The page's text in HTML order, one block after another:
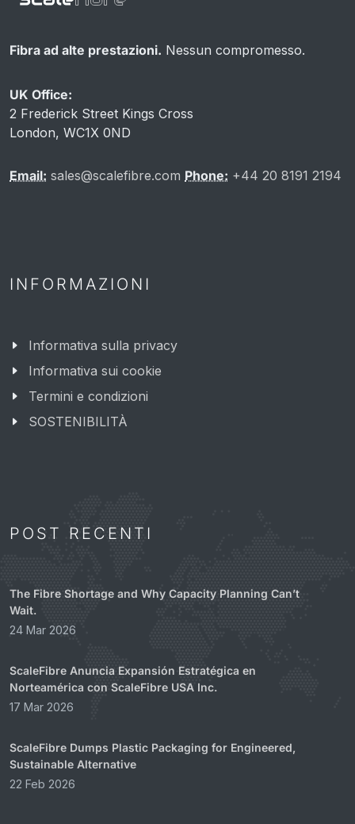
Fibra ad alte prestazioni. Nessun compromesso.
UK Office:
2 Frederick Street Kings Cross
London, WC1X 0ND
Email: sales@scalefibre.com Phone: +44 20 8191 2194
INFORMAZIONI
Informativa sulla privacy
Informativa sui cookie
Termini e condizioni
SOSTENIBILITÀ
POST RECENTI
The Fibre Shortage and Why Capacity Planning Can’t
Wait.
24 Mar 2026
ScaleFibre Anuncia Expansión Estratégica en
Norteamérica con ScaleFibre USA Inc.
17 Mar 2026
ScaleFibre Dumps Plastic Packaging for Engineered,
Sustainable Alternative
22 Feb 2026